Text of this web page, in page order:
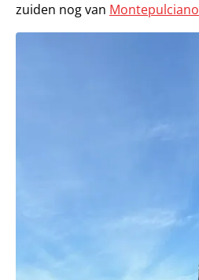
zuiden nog van Montepulciano